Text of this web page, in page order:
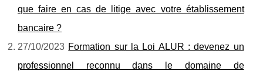
que faire en cas de litige avec votre établissement
bancaire ?
27/10/2023 Formation sur la Loi ALUR : devenez un
professionnel reconnu dans le domaine de